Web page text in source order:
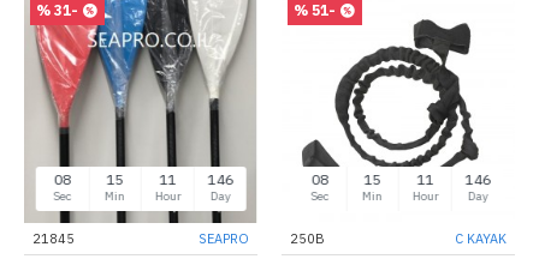
-51 %
146
Day
11
Hour
15
Min
07
Sec
C KAYAK
250B
-31 %
146
Day
11
Hour
15
Min
07
Sec
SEAPRO
21845